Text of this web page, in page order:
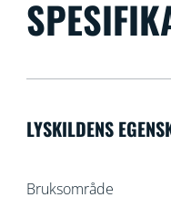
LYSKILDENS
Bruksområde